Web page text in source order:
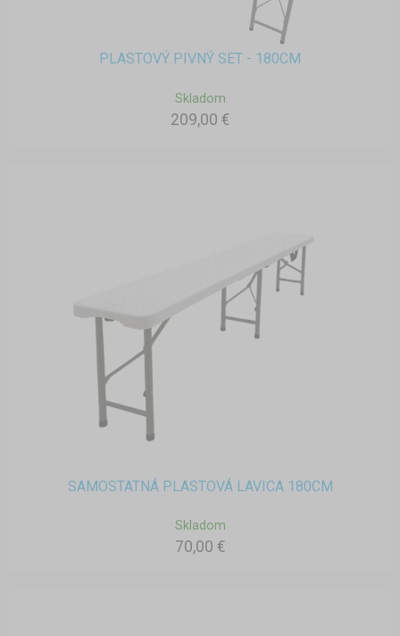
PLASTOVÝ PIVNÝ SET - 180CM
Skladom
209,00 €
SAMOSTATNÁ PLASTOVÁ LAVICA 180CM
Skladom
70,00 €